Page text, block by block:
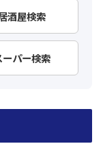
酒屋検索
ーパー検索